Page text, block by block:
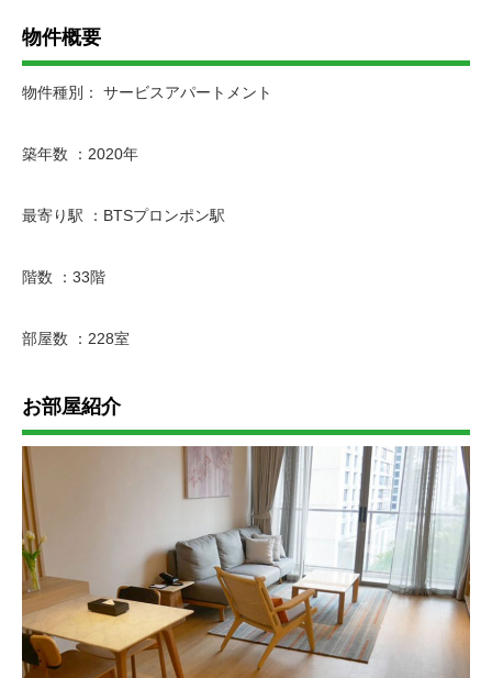
物件概要
物件種別： サービスアパートメント
築年数 ：2020年
最寄り駅 ：BTSプロンポン駅
階数 ：33階
部屋数 ：228室
お部屋紹介